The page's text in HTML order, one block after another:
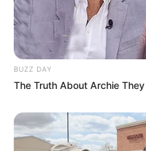
BUZZ DAY
The Truth About Archie